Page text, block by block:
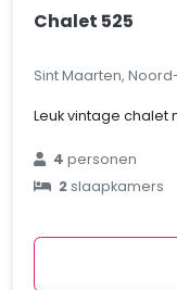
Chalet 525
Sint Maarten,
Leuk vintage chalet
4personen
2slaapkamers